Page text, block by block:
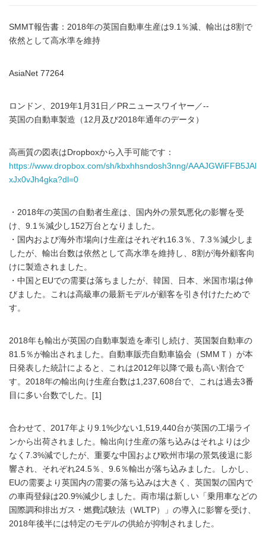
SMMT報告書：2018年の英国自動車生産は9.1％減、輸出は8割で
依然として高水準を維持
AsiaNet 77264
ロンドン、2019年1月31日／PRニュースワイヤー／--
英国の自動車製造（12月及び2018年通年のデータ）
高画質の図表はDropboxから入手可能です：
https://www.dropbox.com/sh/kbxhhsndosh3nng/AAAJGWiFFB5JAl
xJx0vJh4gka?dl=0
・2018年の英国の自動者生産は、国内外の景気悪化の影響を受
け、9.1％減少し152万台となりました。
・国内および海外市場向け生産はそれぞれ16.3％、7.3％減少しま
したが、輸出台数は依然として高水準を維持し、8割が海外顧客向
けに製造されました。
・中国とEUでの需要は落ちましたが、韓国、日本、米国市場は伸
びました。これは高級車の最新モデルが顧客を引き付けたためで
す。
2018年も輸出が英国の自動車製造を牽引し続け、英国製自動車の
81.5％が輸出されました。自動車販売自動車協会（SMMＴ）が本
日発表した統計によると、これは2012年以降で最も高い割合で
す。2018年の輸出向け生産台数は1,237,608台で、これは過去3番
目に多い台数でした。[1]
合わせて、2017年より9.1%少ない1,519,440台が英国の工場ライ
ンから出荷されました。輸出向け生産の落ち込みはそれよりは少
なく7.3%減でしたが、重要な中国および欧州市場の景気後退に影
響され、それぞれ24.5％、9.6％輸出が落ち込みました。しかし、
EUの需要より英国内の需要の落ち込みは大きく、英国製の国内で
の車両登録は20.9%減少しました。両市場は新しい「乗用車などの
国際調和排出ガス・燃費試験法（WLTP）」の導入に影響を受け、
2018年後半には特定のモデルの供給が抑制されました。